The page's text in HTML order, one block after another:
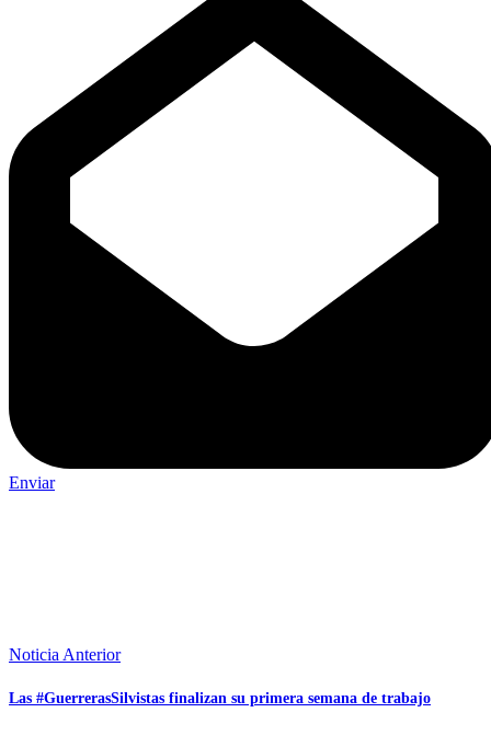
Enviar
Noticia Anterior
Las #GuerrerasSilvistas finalizan su primera semana de trabajo